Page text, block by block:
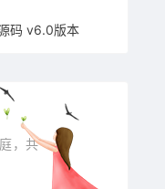
码 v6.0版本
，共